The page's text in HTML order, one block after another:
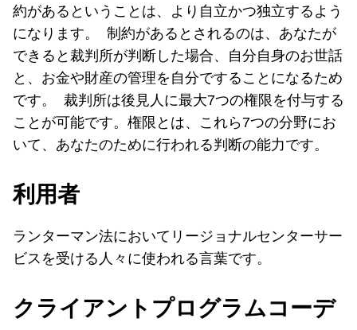
約があるということは、より自立かつ独立するよう
になります。 制約があるとされるのは、あなたが
できると裁判所が判断した場合、自分自身のお世話
と、お金や財産の管理を自分ですることになるため
です。 裁判所は後見人に最大7つの権限を付与する
ことが可能です。権限とは、これら7つの分野にお
いて、あなたのために行われる判断の能力です。
利用者
ランターマン法においてリージョナルセンターサー
ビスを受ける人々に使われる言葉です。
クライアントプログラムコーデ